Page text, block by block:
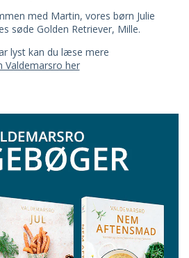
med Martin, vores børn Julie
søde Golden Retriever, Mille.
lyst kan du læse mere
Valdemarsro her